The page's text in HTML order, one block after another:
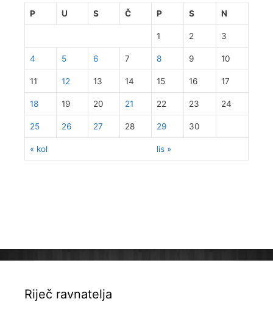
P U S Č P S N
« kol lis »
1 2 3
4 5 6 7 8 9 10
11 12 13 14 15 16 17
18 19 20 21 22 23 24
25 26 27 28 29 30
Riječ ravnatelja